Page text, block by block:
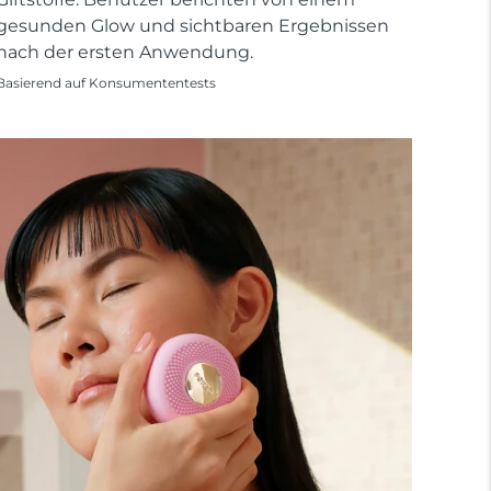
Glow und sichtbaren Ergebnissen
der ersten Anwendung.
auf Konsumententests